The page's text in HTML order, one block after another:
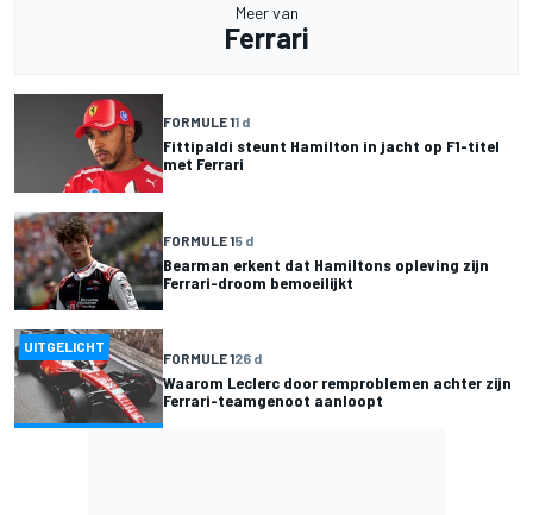
Meer van
Ferrari
FORMULE 11 d
Fittipaldi steunt Hamilton in jacht op F1-titel
met Ferrari
FORMULE 15 d
Bearman erkent dat Hamiltons opleving zijn
Ferrari-droom bemoeilijkt
UITGELICHT
FORMULE 126 d
Waarom Leclerc door remproblemen achter zijn
Ferrari-teamgenoot aanloopt